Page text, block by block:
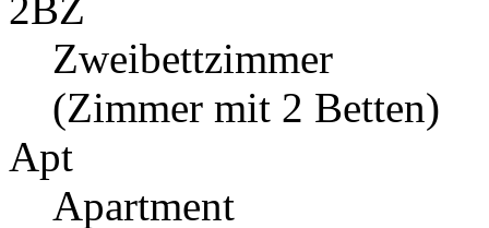
2BZ
Zweibettzimmer
(Zimmer mit 2 Betten)
Apt
Apartment